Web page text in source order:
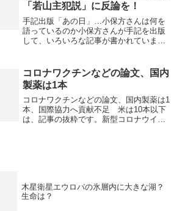
「若山主犯説」に反論を！
手記出版「あの日」…小保方さんは何を
語っているのか小保方さんが手記を出版
して、いろいろな記事が書かれています
す。以下は、記事の抜粋です。若山主犯
説小保方氏は、ハーバード大...
コロナワクチンなどの論文、国内
製薬は1本
コロナワクチンなどの論文、国内製薬は1
本、国際協力へ貢献不足 米は10本以下
は、記事の抜粋です。新型コロナウイル
木星衛星エウロパの氷層内に大きな湖？
生命は？